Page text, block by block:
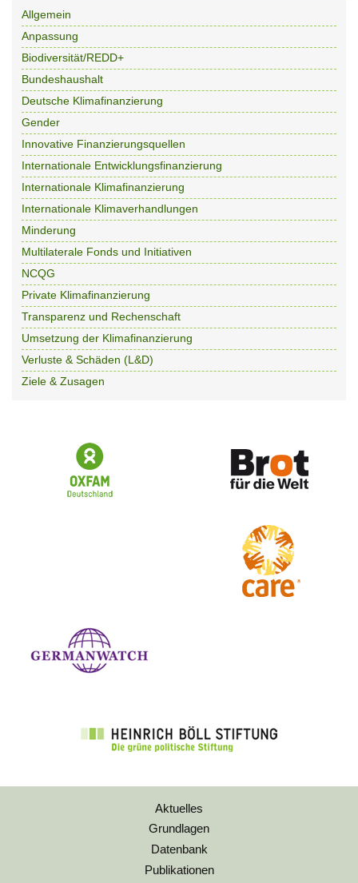
Allgemein
Anpassung
Biodiversität/REDD+
Bundeshaushalt
Deutsche Klimafinanzierung
Gender
Innovative Finanzierungsquellen
Internationale Entwicklungsfinanzierung
Internationale Klimafinanzierung
Internationale Klimaverhandlungen
Minderung
Multilaterale Fonds und Initiativen
NCQG
Private Klimafinanzierung
Transparenz und Rechenschaft
Umsetzung der Klimafinanzierung
Verluste & Schäden (L&D)
Ziele & Zusagen
Aktuelles
Grundlagen
Datenbank
Publikationen